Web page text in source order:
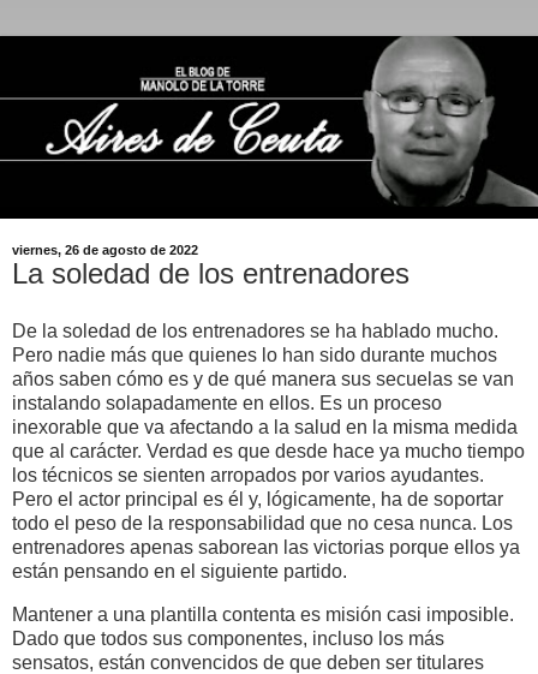
viernes, 26 de agosto de 2022
La soledad de los entrenadores
De la soledad de los entrenadores se ha hablado mucho.
Pero nadie más que quienes lo han sido durante muchos
años saben cómo es y de qué manera sus secuelas se van
instalando solapadamente en ellos. Es un proceso
inexorable que va afectando a la salud en la misma medida
que al carácter. Verdad es que desde hace ya mucho tiempo
los técnicos se sienten arropados por varios ayudantes.
Pero el actor principal es él y, lógicamente, ha de soportar
todo el peso de la responsabilidad que no cesa nunca. Los
entrenadores apenas saborean las victorias porque ellos ya
están pensando en el siguiente partido.
Mantener a una plantilla contenta es misión casi imposible.
Dado que todos sus componentes, incluso los más
sensatos, están convencidos de que deben ser titulares